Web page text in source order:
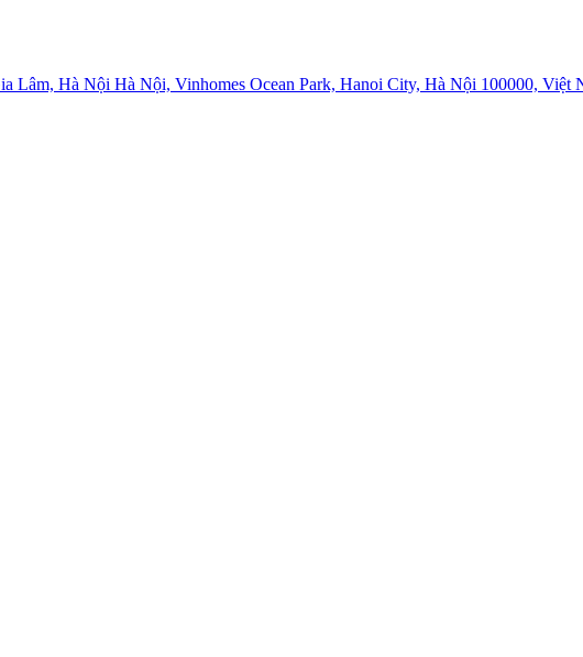
Lâm, Hà Nội Hà Nội, Vinhomes Ocean Park, Hanoi City, Hà Nội 100000, Việt